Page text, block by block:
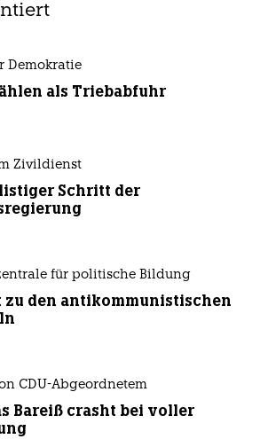
Demokratie
als Triebabfuhr
Zivildienst
Schritt der
für politische Bildung
zu den antikommunistischen
CDU-Abgeordnetem
Bareiß crasht bei voller